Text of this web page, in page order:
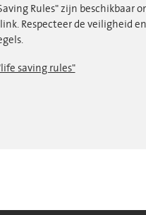
Rules" zijn beschikbaar
Respecteer de veiligheid
saving rules"